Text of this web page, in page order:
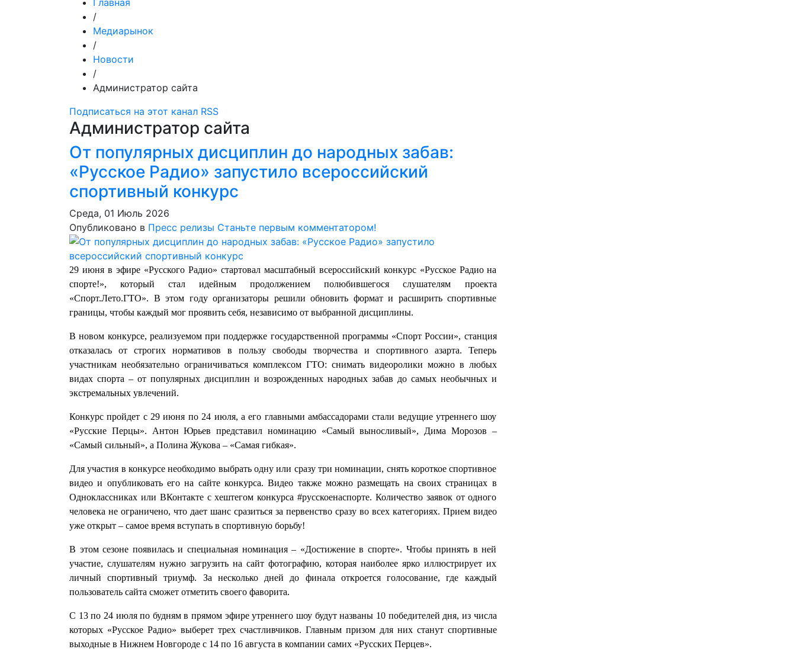
Главная
/
Медиарынок
/
Новости
/
Администратор сайта
Подписаться на этот канал RSS
Администратор сайта
От популярных дисциплин до народных забав:
«Русское Радио» запустило всероссийский
спортивный конкурс
Среда, 01 Июль 2026
Опубликовано в Пресс релизы Станьте первым комментатором!
29 июня в эфире «Русского Радио» стартовал масштабный всероссийский конкурс «Русское Радио на
спорте!», который стал идейным продолжением полюбившегося слушателям проекта
«Спорт.Лето.ГТО». В этом году организаторы решили обновить формат и расширить спортивные
границы, чтобы каждый мог проявить себя, независимо от выбранной дисциплины.
В новом конкурсе, реализуемом при поддержке государственной программы «Спорт России», станция
отказалась от строгих нормативов в пользу свободы творчества и спортивного азарта. Теперь
участникам необязательно ограничиваться комплексом ГТО: снимать видеоролики можно в любых
видах спорта – от популярных дисциплин и возрожденных народных забав до самых необычных и
экстремальных увлечений.
Конкурс пройдет с 29 июня по 24 июля, а его главными амбассадорами стали ведущие утреннего шоу
«Русские Перцы». Антон Юрьев представил номинацию «Самый выносливый», Дима Морозов –
«Самый сильный», а Полина Жукова – «Самая гибкая».
Для участия в конкурсе необходимо выбрать одну или сразу три номинации, снять короткое спортивное
видео и опубликовать его на сайте конкурса. Видео также можно размещать на своих страницах в
Одноклассниках или ВКонтакте с хештегом конкурса #русскоенаспорте. Количество заявок от одного
человека не ограничено, что дает шанс сразиться за первенство сразу во всех категориях. Прием видео
уже открыт – самое время вступать в спортивную борьбу!
В этом сезоне появилась и специальная номинация – «Достижение в спорте». Чтобы принять в ней
участие, слушателям нужно загрузить на сайт фотографию, которая наиболее ярко иллюстрирует их
личный спортивный триумф. За несколько дней до финала откроется голосование, где каждый
пользователь сайта сможет отметить своего фаворита.
С 13 по 24 июля по будням в прямом эфире утреннего шоу будут названы 10 победителей дня, из числа
которых «Русское Радио» выберет трех счастливчиков. Главным призом для них станут спортивные
выходные в Нижнем Новгороде с 14 по 16 августа в компании самих «Русских Перцев».